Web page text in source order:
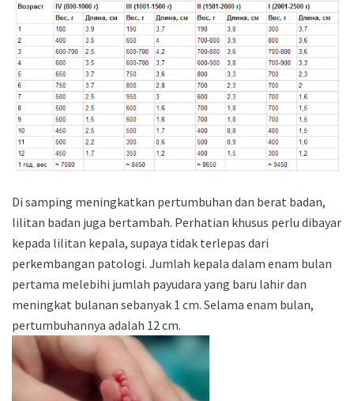
Di samping meningkatkan pertumbuhan dan berat badan,
lilitan badan juga bertambah. Perhatian khusus perlu dibayar
kepada lilitan kepala, supaya tidak terlepas dari
perkembangan patologi. Jumlah kepala dalam enam bulan
pertama melebihi jumlah payudara yang baru lahir dan
meningkat bulanan sebanyak 1 cm. Selama enam bulan,
pertumbuhannya adalah 12 cm.